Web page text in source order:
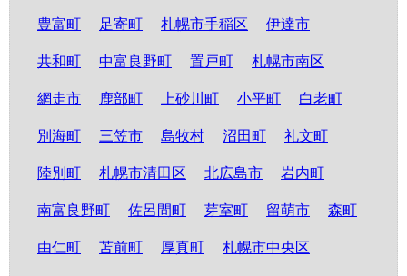
豊富町 足寄町 札幌市手稲区 伊達市
共和町 中富良野町 置戸町 札幌市南区
網走市 鹿部町 上砂川町 小平町 白老町
別海町 三笠市 島牧村 沼田町 礼文町
陸別町 札幌市清田区 北広島市 岩内町
南富良野町 佐呂間町 芽室町 留萌市 森町
由仁町 苫前町 厚真町 札幌市中央区